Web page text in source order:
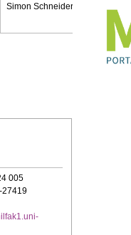
Simon Schneider
005
27419